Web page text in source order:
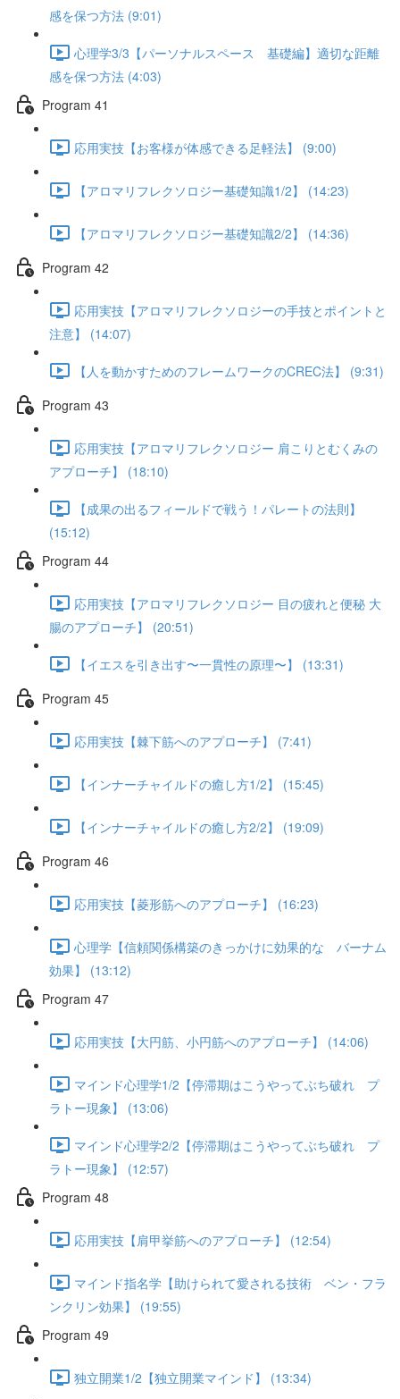
感を保つ方法 (9:01)
心理学3/3【パーソナルスペース 基礎編】適切な距離
感を保つ方法 (4:03)
Program 41
応用実技【お客様が体感できる足軽法】 (9:00)
【アロマリフレクソロジー基礎知識1/2】 (14:23)
【アロマリフレクソロジー基礎知識2/2】 (14:36)
Program 42
応用実技【アロマリフレクソロジーの手技とポイントと
注意】 (14:07)
【人を動かすためのフレームワークのCREC法】 (9:31)
Program 43
応用実技【アロマリフレクソロジー 肩こりとむくみの
アプローチ】 (18:10)
【成果の出るフィールドで戦う！パレートの法則】
(15:12)
Program 44
応用実技【アロマリフレクソロジー 目の疲れと便秘 大
腸のアプローチ】 (20:51)
【イエスを引き出す〜一貫性の原理〜】 (13:31)
Program 45
応用実技【棘下筋へのアプローチ】 (7:41)
【インナーチャイルドの癒し方1/2】 (15:45)
【インナーチャイルドの癒し方2/2】 (19:09)
Program 46
応用実技【菱形筋へのアプローチ】 (16:23)
心理学【信頼関係構築のきっかけに効果的な バーナム
効果】 (13:12)
Program 47
応用実技【大円筋、小円筋へのアプローチ】 (14:06)
マインド心理学1/2【停滞期はこうやってぶち破れ プ
ラトー現象】 (13:06)
マインド心理学2/2【停滞期はこうやってぶち破れ プ
ラトー現象】 (12:57)
Program 48
応用実技【肩甲挙筋へのアプローチ】 (12:54)
マインド指名学【助けられて愛される技術 ベン・フラ
ンクリン効果】 (19:55)
Program 49
独立開業1/2【独立開業マインド】 (13:34)